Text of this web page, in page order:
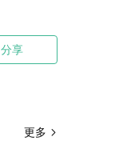
分享
更多 